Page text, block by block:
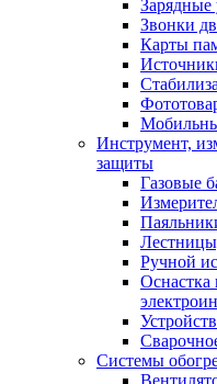
Зарядные
Звонки
Карты
Инструмент,
защиты
Газовые
Ручной
Оснастка
Системы